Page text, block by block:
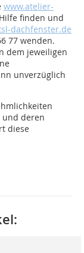
www.atelier-
finden und
dachfenster.de
77 wenden.
dem jeweiligen
unverzüglich
und deren
diese